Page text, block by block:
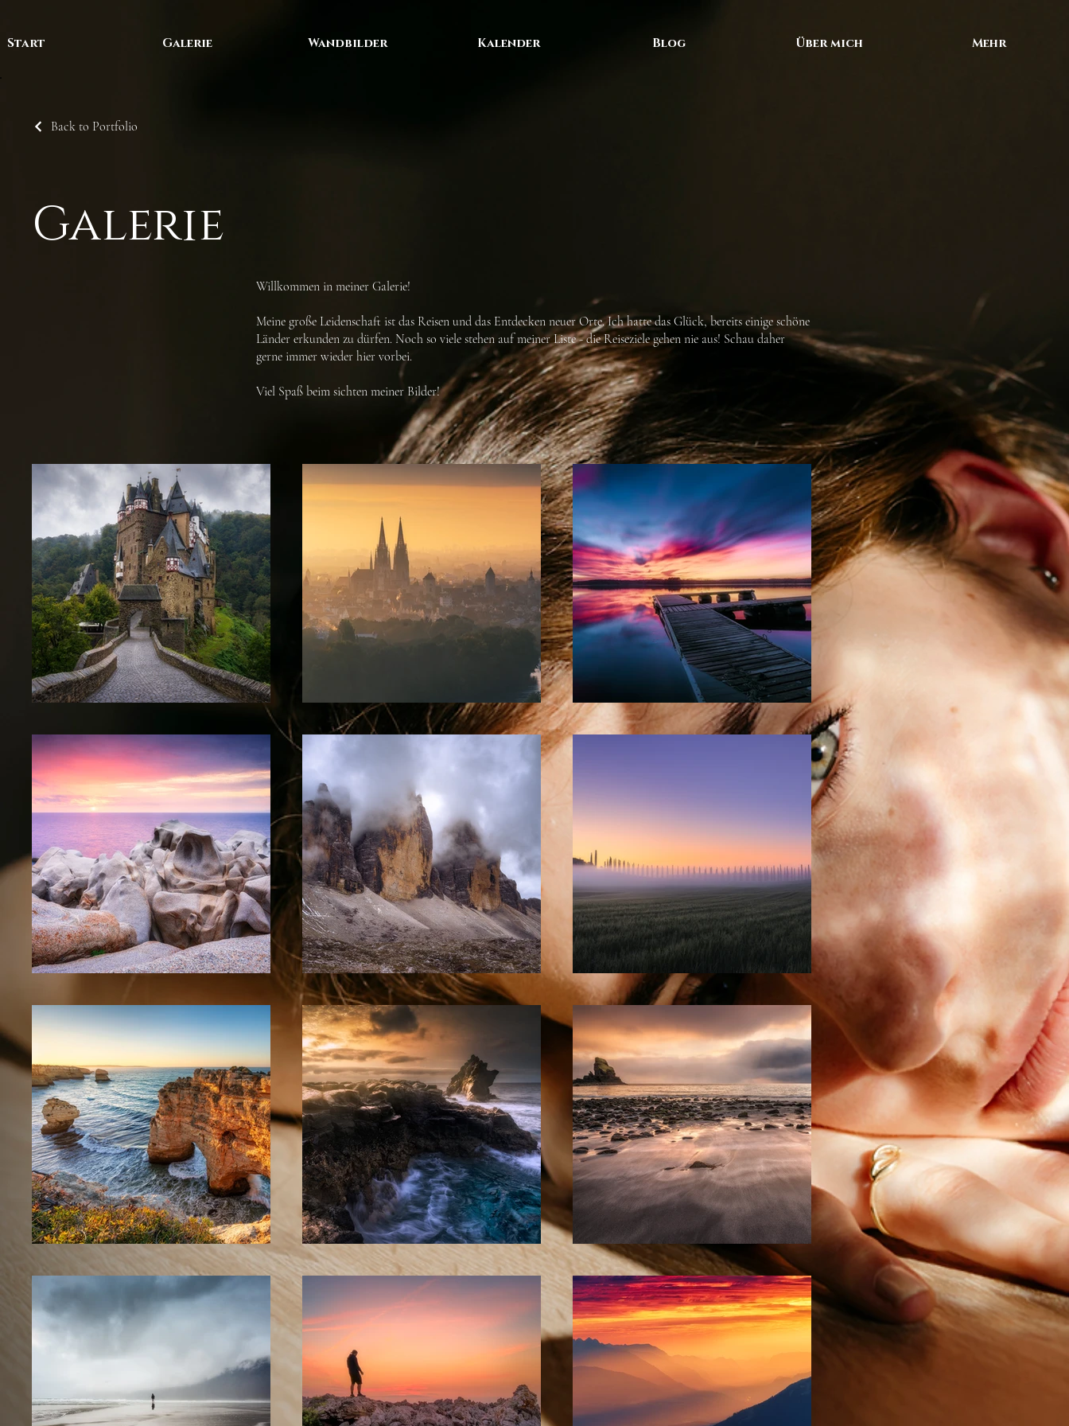
Start Galerie Wandbilder Kalender Blog Über mich Mehr
Back to Portfolio
Galerie
Willkommen in meiner Galerie!
Meine große Leidenschaft ist das Reisen und das Entdecken neuer Orte. Ich hatte das Glück, bereits einige schöne
Länder erkunden zu dürfen. Noch so viele stehen auf meiner Liste - die Reiseziele gehen nie aus! Schau daher
gerne immer wieder hier vorbei.
Viel Spaß beim sichten meiner Bilder!